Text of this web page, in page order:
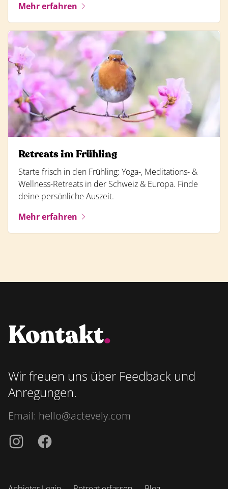
Mehr erfahren
Retreats im Frühling
Starte frisch in den Frühling: Yoga-, Meditations- &
Wellness-Retreats in der Schweiz & Europa. Finde
deine persönliche Auszeit.
Mehr erfahren
Kontakt.
Wir freuen uns über Feedback und
Anregungen.
Email: hello@actevely.com
InstagrammFacebook